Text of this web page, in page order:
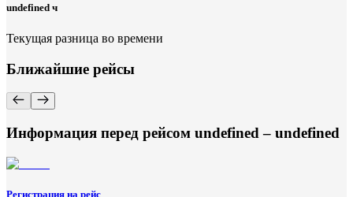
undefined ч
Текущая разница во времени
Ближайшие рейсы
Информация перед рейсом undefined – undefined
Регистрация на рейс